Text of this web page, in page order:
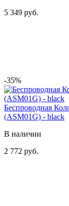
5 349 руб.
-35%
Беспроводная
(ASM01G) - black
В наличии
2 772 руб.